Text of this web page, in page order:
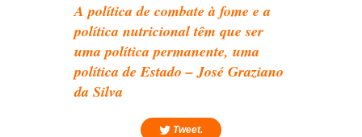
A política de combate à fome e a
política nutricional têm que ser
uma política permanente, uma
política de Estado – José Graziano
da Silva
Tweet.